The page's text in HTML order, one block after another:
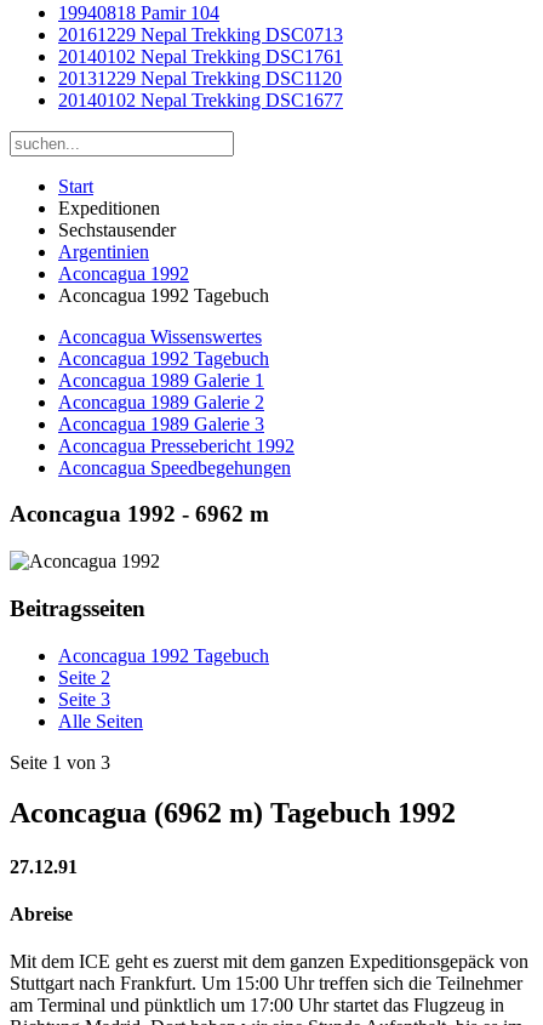
19940818 Pamir 104
20161229 Nepal Trekking DSC0713
20140102 Nepal Trekking DSC1761
20131229 Nepal Trekking DSC1120
20140102 Nepal Trekking DSC1677
Start
Expeditionen
Sechstausender
Argentinien
Aconcagua 1992
Aconcagua 1992 Tagebuch
Aconcagua Wissenswertes
Aconcagua 1992 Tagebuch
Aconcagua 1989 Galerie 1
Aconcagua 1989 Galerie 2
Aconcagua 1989 Galerie 3
Aconcagua Pressebericht 1992
Aconcagua Speedbegehungen
Aconcagua 1992 - 6962 m
Beitragsseiten
Aconcagua 1992 Tagebuch
Seite 2
Seite 3
Alle Seiten
Seite 1 von 3
Aconcagua (6962 m) Tagebuch 1992
27.12.91
Abreise
Mit dem ICE geht es zuerst mit dem ganzen Expeditionsgepäck von
Stuttgart nach Frankfurt. Um 15:00 Uhr treffen sich die Teilnehmer
am Terminal und pünktlich um 17:00 Uhr startet das Flugzeug in